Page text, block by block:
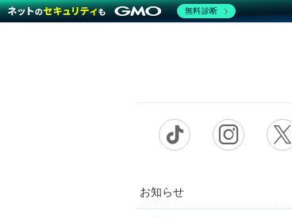
お知らせ
無料診断